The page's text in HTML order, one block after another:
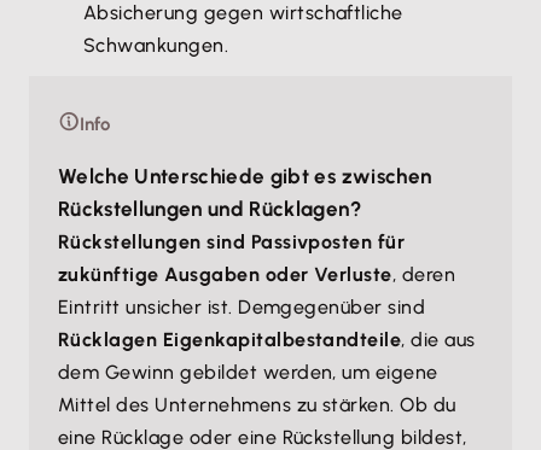
Absicherung gegen wirtschaftliche
Schwankungen.
Info
Welche Unterschiede gibt es zwischen
Rückstellungen und Rücklagen?
Rückstellungen sind Passivposten für
zukünftige Ausgaben oder Verluste, deren
Eintritt unsicher ist. Demgegenüber sind
Rücklagen Eigenkapitalbestandteile, die aus
dem Gewinn gebildet werden, um eigene
Mittel des Unternehmens zu stärken. Ob du
eine Rücklage oder eine Rückstellung bildest,